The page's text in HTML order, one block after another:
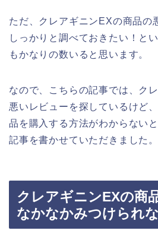
ただ、クレアギニンEXの商品の
しっかりと調べておきたい！と
もかなりの数いると思います。
なので、こちらの記事では、ク
悪いレビューを探しているけど
品を購入する方法がわからない
記事を書かせていただきました。
クレアギニンEXの商
なかなかみつけられ